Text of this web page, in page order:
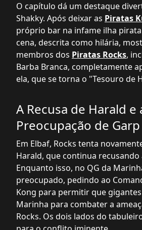
O capítulo dá um destaque
Shakky. Após deixar as Piratas
próprio bar na infame ilha
cena, descrita como hilária,
membros dos Piratas Rocks,
Barba Branca, completamente
ela, que se torna o "Tesouro de
A Recusa de Harald e
Preocupação de Garp
Em Elbaf, Rocks tenta
Harald, que continua recusando
Enquanto isso, no QG da
preocupado, pedindo ao
Kong para permitir que
Marinha para combater a
Rocks. Os dois lados do